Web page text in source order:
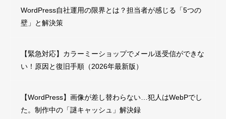
WordPress自社運用の限界とは？担当者が感じる「5つの
壁」と解決策
【緊急対応】カラーミーショップでメール送受信ができな
い！原因と復旧手順（2026年最新版）
【WordPress】画像が差し替わらない…犯人はWebPでし
た。制作中の「謎キャッシュ」解決録